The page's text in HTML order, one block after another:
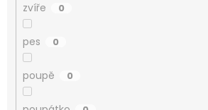
zvíře 0
pes 0
poupě 0